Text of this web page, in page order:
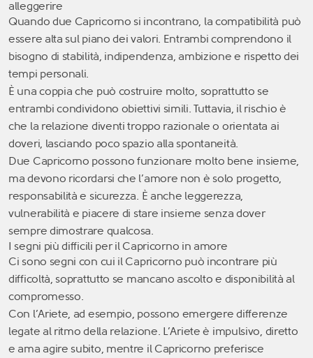
alleggerire
Quando due Capricorno si incontrano, la compatibilità può
essere alta sul piano dei valori. Entrambi comprendono il
bisogno di stabilità, indipendenza, ambizione e rispetto dei
tempi personali.
È una coppia che può costruire molto, soprattutto se
entrambi condividono obiettivi simili. Tuttavia, il rischio è
che la relazione diventi troppo razionale o orientata ai
doveri, lasciando poco spazio alla spontaneità.
Due Capricorno possono funzionare molto bene insieme,
ma devono ricordarsi che l’amore non è solo progetto,
responsabilità e sicurezza. È anche leggerezza,
vulnerabilità e piacere di stare insieme senza dover
sempre dimostrare qualcosa.
I segni più difficili per il Capricorno in amore
Ci sono segni con cui il Capricorno può incontrare più
difficoltà, soprattutto se mancano ascolto e disponibilità al
compromesso.
Con l’Ariete, ad esempio, possono emergere differenze
legate al ritmo della relazione. L’Ariete è impulsivo, diretto
e ama agire subito, mentre il Capricorno preferisce